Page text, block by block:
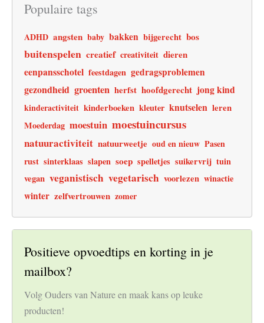
Populaire tags
ADHD angsten baby bakken bijgerecht bos
buitenspelen creatief creativiteit dieren
eenpansschotel feestdagen gedragsproblemen
gezondheid groenten herfst hoofdgerecht jong kind
kinderactiviteit kinderboeken kleuter knutselen leren
Moederdag moestuin moestuincursus
natuuractiviteit natuurweetje oud en nieuw Pasen
rust sinterklaas slapen soep spelletjes suikervrij tuin
vegan veganistisch vegetarisch voorlezen winactie
winter zelfvertrouwen zomer
Positieve opvoedtips en korting in je
mailbox?
Volg Ouders van Nature en maak kans op leuke
producten!